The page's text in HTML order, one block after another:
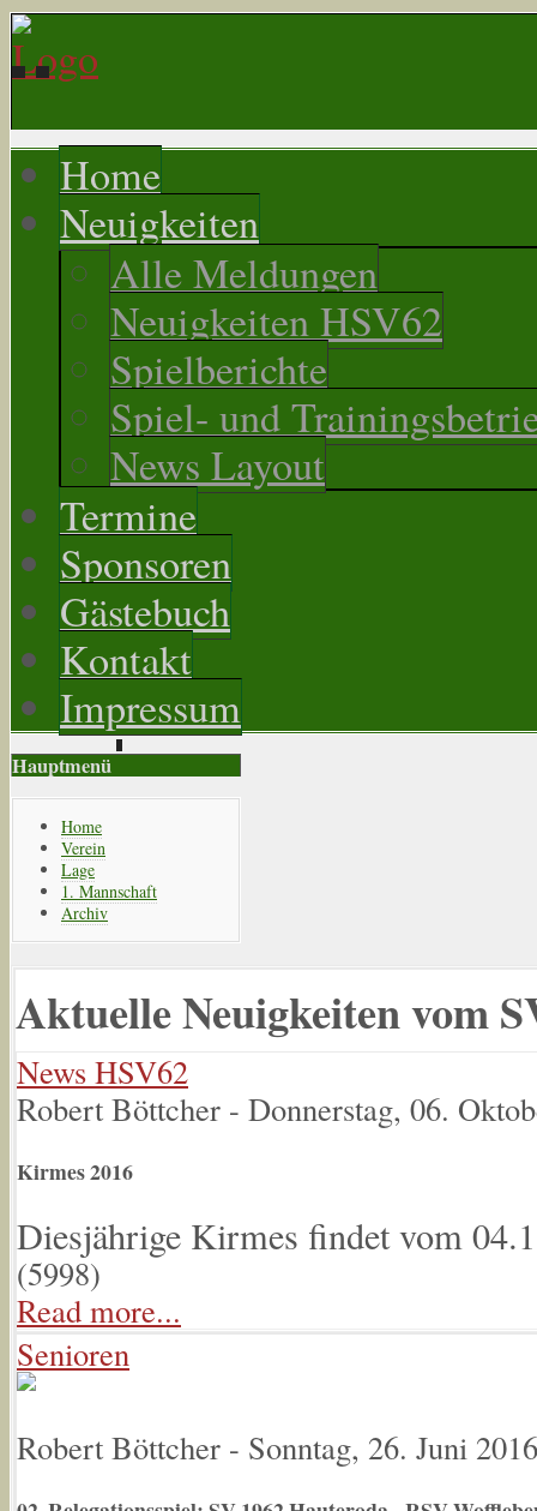
Home
Neuigkeiten
Alle Meldungen
Neuigkeiten HSV62
Spielberichte
Spiel- und
News Layout
Termine
Sponsoren
Gästebuch
Kontakt
Impressum
Hauptmenü
Home
Verein
Lage
1. Mannschaft
Archiv
Aktuelle Neuigkeiten vom
News HSV62
Robert Böttcher - Donnerstag, 06.
Kirmes 2016
Diesjährige Kirmes findet vom
(5998)
Read more...
Senioren
Robert Böttcher - Sonntag, 26. Juni 2016